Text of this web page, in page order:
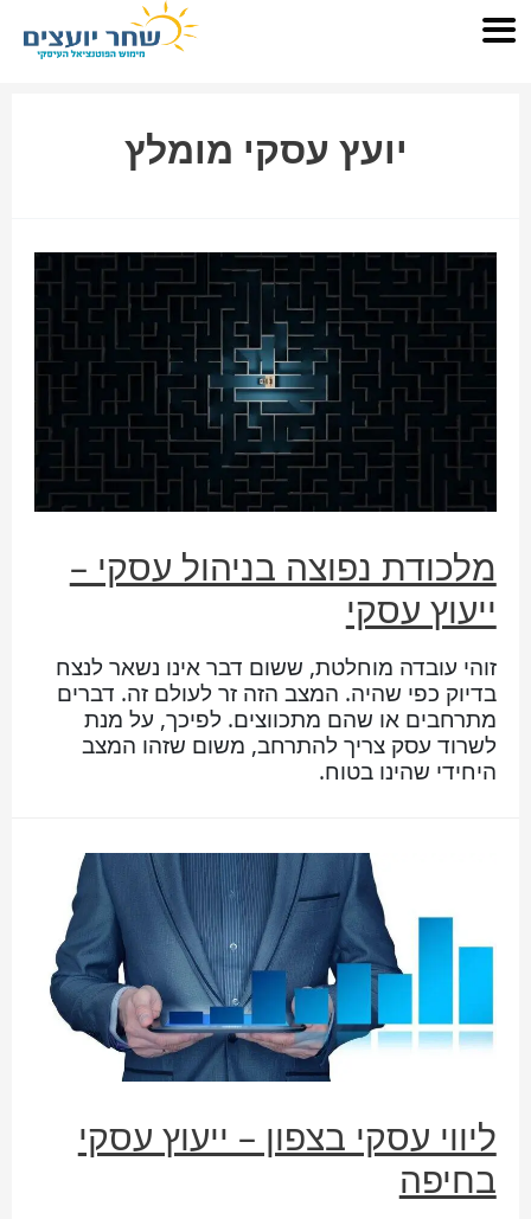
יועץ עסקי מומלץ
מלכודת נפוצה בניהול עסקי –
ייעוץ עסקי
זוהי עובדה מוחלטת, ששום דבר אינו נשאר לנצח
בדיוק כפי שהיה. המצב הזה זר לעולם זה. דברים
מתרחבים או שהם מתכווצים. לפיכך, על מנת
לשרוד עסק צריך להתרחב, משום שזהו המצב
היחידי שהינו בטוח.
ליווי עסקי בצפון – ייעוץ עסקי
בחיפה